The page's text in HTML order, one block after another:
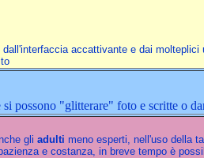
dall'interfaccia accattivante e dai
possono "glitterare" foto e scritte o
gli adulti meno esperti, nell'uso della
e costanza, in breve tempo è